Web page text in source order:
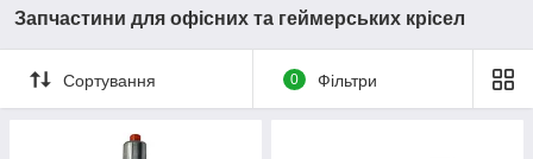
Запчастини для офісних та геймерських крісел
Сортування 0 Фільтри